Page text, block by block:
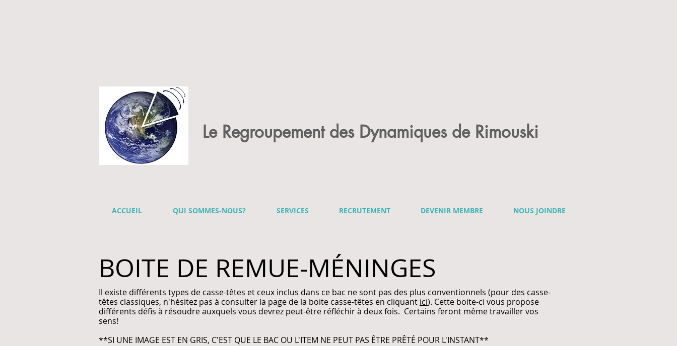
Le Regroupement des Dynamiques de Rimouski
ACCUEIL QUI SOMMES-NOUS? SERVICES RECRUTEMENT DEVENIR MEMBRE NOUS JOINDRE
BOITE DE REMUE-MÉNINGES
Il existe différents types de casse-têtes et ceux inclus dans ce bac ne sont pas des plus conventionnels (pour des casse-
têtes classiques, n'hésitez pas à consulter la page de la boite casse-têtes en cliquant ici). Cette boite-ci vous propose
différents défis à résoudre auxquels vous devrez peut-être réfléchir à deux fois. Certains feront même travailler vos
sens!
**SI UNE IMAGE EST EN GRIS, C'EST QUE LE BAC OU L'ITEM NE PEUT PAS ÊTRE PRÊTÉ POUR L'INSTANT**